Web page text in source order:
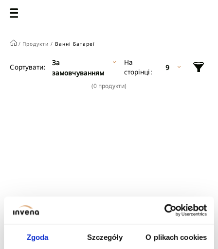
Zgoda Szczegóły O plikach cookies
/ Продукти / Ванні Батареї
Сортувати:
За
замовчуванням
На
сторінці:
9
(0 продукти)